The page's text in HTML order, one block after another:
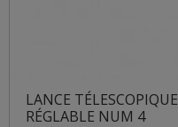
LANCE
RÉGLABLE NUM 4